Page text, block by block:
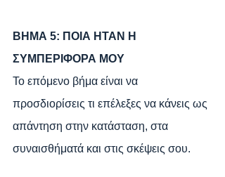
ΒΗΜΑ 5: ΠΟΙΑ ΗΤΑΝ Η
ΣΥΜΠΕΡΙΦΟΡΑ ΜΟΥ
Το επόμενο βήμα είναι να
προσδιορίσεις τι επέλεξες να κάνεις ως
απάντηση στην κατάσταση, στα
συναισθήματά και στις σκέψεις σου.